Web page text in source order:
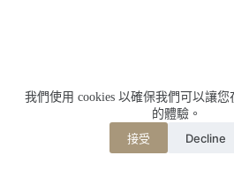
我們使用 cookies 以確保我們可以讓
的體驗。
接受 Decline